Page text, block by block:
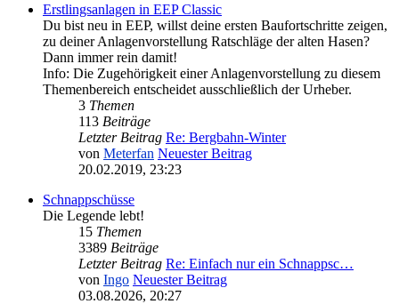
Erstlingsanlagen in EEP Classic
Du bist neu in EEP, willst deine ersten Baufortschritte zeigen,
zu deiner Anlagenvorstellung Ratschläge der alten Hasen?
Dann immer rein damit!
Info: Die Zugehörigkeit einer Anlagenvorstellung zu diesem
Themenbereich entscheidet ausschließlich der Urheber.
3 Themen
113 Beiträge
Letzter Beitrag Re: Bergbahn-Winter
von Meterfan Neuester Beitrag
20.02.2019, 23:23
Schnappschüsse
Die Legende lebt!
15 Themen
3389 Beiträge
Letzter Beitrag Re: Einfach nur ein Schnappsc…
von Ingo Neuester Beitrag
03.08.2026, 20:27